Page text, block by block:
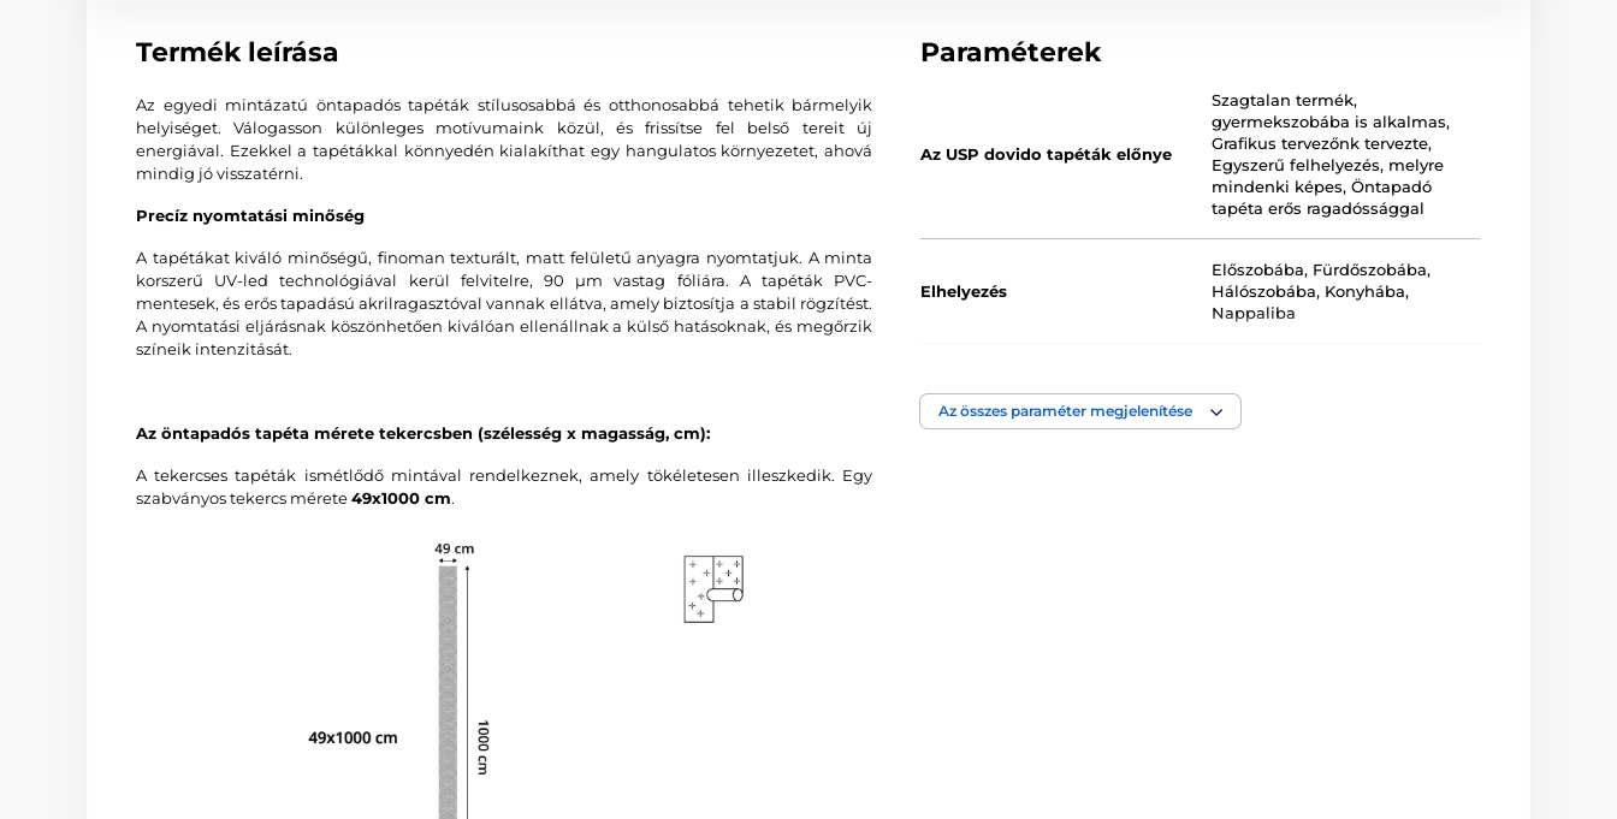
Termék leírása
Az egyedi mintázatú öntapadós tapéták stílusosabbá és otthonosabbá tehetik bármelyik
helyiséget. Válogasson különleges motívumaink közül, és frissítse fel belső tereit új
energiával. Ezekkel a tapétákkal könnyedén kialakíthat egy hangulatos környezetet, ahová
mindig jó visszatérni.
Precíz nyomtatási minőség
A tapétákat kiváló minőségű, finoman texturált, matt felületű anyagra nyomtatjuk. A minta
korszerű UV-led technológiával kerül felvitelre, 90 µm vastag fóliára. A tapéták PVC-
mentesek, és erős tapadású akrilragasztóval vannak ellátva, amely biztosítja a stabil rögzítést.
A nyomtatási eljárásnak köszönhetően kiválóan ellenállnak a külső hatásoknak, és megőrzik
színeik intenzitását.
Az öntapadós tapéta mérete tekercsben (szélesség x magasság, cm):
A tekercses tapéták ismétlődő mintával rendelkeznek, amely tökéletesen illeszkedik. Egy
szabványos tekercs mérete49x1000 cm.
Paraméterek
Az USP dovido tapéták előnye
Szagtalan termék,
gyermekszobába is alkalmas,
Grafikus tervezőnk tervezte,
Egyszerű felhelyezés, melyre
mindenki képes,Öntapadó
tapéta erős ragadóssággal
Elhelyezés
Előszobába, Fürdőszobába,
Hálószobába, Konyhába,
Nappaliba
Tapéta technológia Lemosható
Az összes paraméter megjelenítése